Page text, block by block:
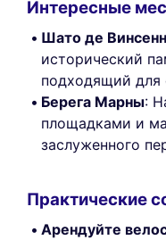
Интересные
Шато де Винсенн
исторический
подходящий для
Берега Марны:
площадками и
заслуженного
Практические
Арендуйте